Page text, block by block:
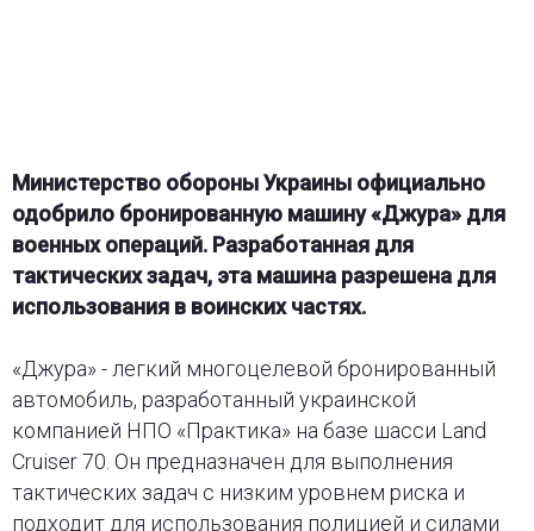
Министерство обороны Украины официально
одобрило бронированную машину «Джура» для
военных операций. Разработанная для
тактических задач, эта машина разрешена для
использования в воинских частях.
«Джура» - легкий многоцелевой бронированный
автомобиль, разработанный украинской
компанией НПО «Практика» на базе шасси Land
Cruiser 70. Он предназначен для выполнения
тактических задач с низким уровнем риска и
подходит для использования полицией и силами